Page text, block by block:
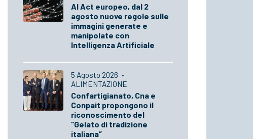
AI Act europeo, dal 2
agosto nuove regole sulle
immagini generate e
manipolate con
Intelligenza Artificiale
5 Agosto 2026 ·
ALIMENTAZIONE
Confartigianato, Cna e
Conpait propongono il
riconoscimento del
“Gelato di tradizione
italiana”